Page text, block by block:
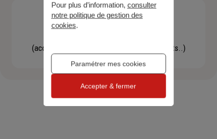
(accéder à l'espace client, gérer mes contrats..)
Pour plus d’information, consulter
notre politique de gestion des
cookies.
Paramétrer mes cookies
Accepter & fermer